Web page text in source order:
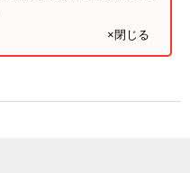
×閉じる